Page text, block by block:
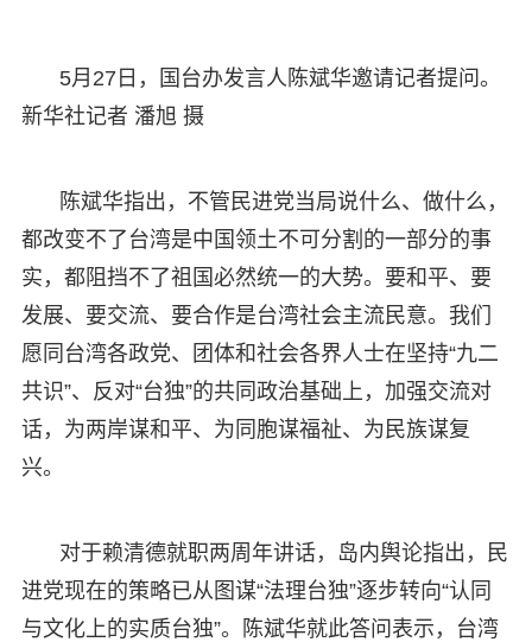
5月27日，国台办发言人陈斌华邀请记者提问。
新华社记者 潘旭 摄
陈斌华指出，不管民进党当局说什么、做什么，
都改变不了台湾是中国领土不可分割的一部分的事
实，都阻挡不了祖国必然统一的大势。要和平、要
发展、要交流、要合作是台湾社会主流民意。我们
愿同台湾各政党、团体和社会各界人士在坚持“九二
共识”、反对“台独”的共同政治基础上，加强交流对
话，为两岸谋和平、为同胞谋福祉、为民族谋复
兴。
对于赖清德就职两周年讲话，岛内舆论指出，民
进党现在的策略已从图谋“法理台独”逐步转向“认同
与文化上的实质台独”。陈斌华就此答问表示，台湾